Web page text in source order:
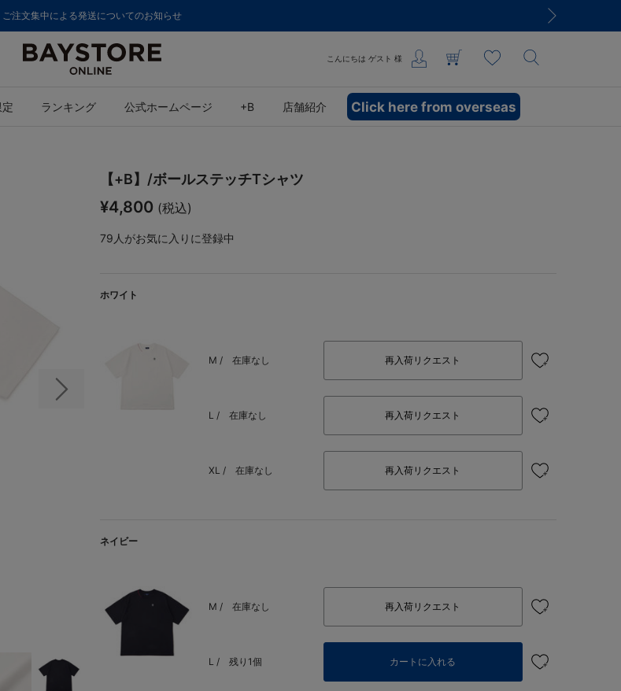
ご注文集中による発送についてのお知らせ
こんにちは ゲスト 様
ランキング 公式ホームページ +B 店舗紹介 Click here from overseas
次の画像
【+B】/ボールステッチTシャツ
¥4,800 (税込)
79 人がお気に入りに登録中
ホワイト
M / 在庫なし 再入荷リクエスト
L / 在庫なし 再入荷リクエスト
XL / 在庫なし 再入荷リクエスト
ネイビー
M / 在庫なし 再入荷リクエスト
L / 残り1個 カートに入れる